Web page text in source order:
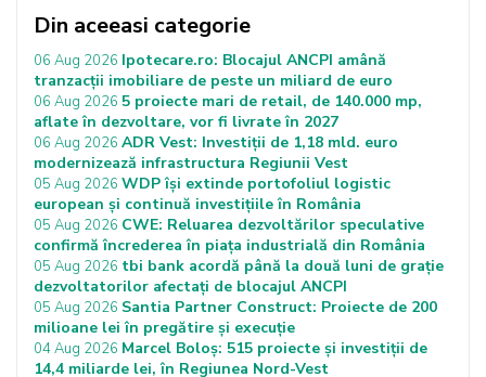
Din aceeasi categorie
06 Aug 2026 Ipotecare.ro: Blocajul ANCPI amână
tranzacții imobiliare de peste un miliard de euro
06 Aug 2026 5 proiecte mari de retail, de 140.000 mp,
aflate în dezvoltare, vor fi livrate în 2027
06 Aug 2026 ADR Vest: Investiții de 1,18 mld. euro
modernizează infrastructura Regiunii Vest
05 Aug 2026 WDP își extinde portofoliul logistic
european și continuă investițiile în România
05 Aug 2026 CWE: Reluarea dezvoltărilor speculative
confirmă încrederea în piața industrială din România
05 Aug 2026 tbi bank acordă până la două luni de grație
dezvoltatorilor afectați de blocajul ANCPI
05 Aug 2026 Santia Partner Construct: Proiecte de 200
milioane lei în pregătire și execuție
04 Aug 2026 Marcel Boloș: 515 proiecte și investiții de
14,4 miliarde lei, în Regiunea Nord-Vest